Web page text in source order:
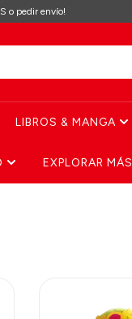
o pedir envío!
LIBROS & MANGA
EXPLORAR MÁS